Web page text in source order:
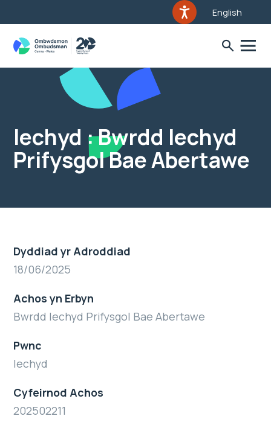
English
Iechyd : Bwrdd Iechyd
Prifysgol Bae Abertawe
Dyddiad yr Adroddiad
18/06/2025
Achos yn Erbyn
Bwrdd Iechyd Prifysgol Bae Abertawe
Pwnc
Iechyd
Cyfeirnod Achos
202502211